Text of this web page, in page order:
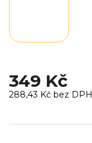
349 Kč
288,43 Kč bez DPH
cena: